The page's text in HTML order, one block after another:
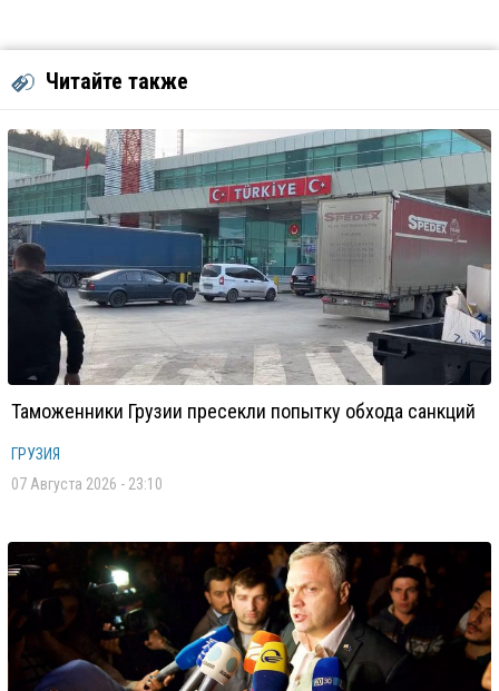
Читайте также
Таможенники Грузии пресекли попытку обхода санкций
ГРУЗИЯ
07 Августа 2026 - 23:10